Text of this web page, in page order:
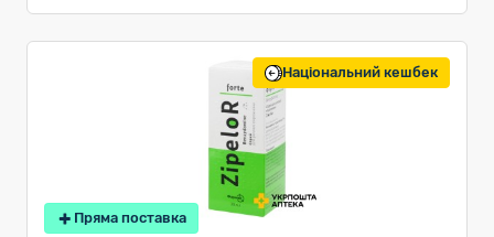
Національний кешбек
Пряма поставка